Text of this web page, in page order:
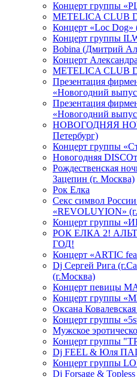
Концерт группы
METELICA CLUB
Концерт «Loc Dog»
Концерт группы
Bobina (Дмитрий
Концерт
METELICA CLUB
Презентация
«Новогодний
Презентация
«Новогодний
НОВОГОДНЯЯ
Петербург)
Концерт группы
Новогодняя
Рождественская
Зацепин (г. Москва)
Рок Елка
Секс символ
«REVOLUYION»
Концерт группы
РОК ЕЛКА 2!
ГОД!
Концерт «ARTIC
Dj Сергей Рига
(г.Москва)
Концерт певицы
Концерт группы
Оксана
Концерт группы
Мужское
Концерт группы
Dj FEEL & Юля
Концерт группы
Dj Forsage &